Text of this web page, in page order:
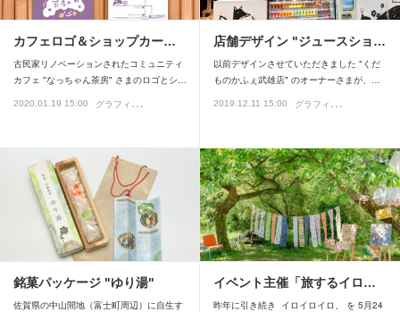
カフェロゴ＆ショップカー…
古民家リノベーションされたコミュニティ
カフェ "なっちゃん茶房" さまのロゴとシ…
2020.01.19 15:00 グ
ラフィックデザイン ロゴデザイン
店舗デザイン "ジュースショ…
以前デザインさせていただきました "くだ
ものかふぇ武雄店" のオーナーさまが、…
2019.12.11 15:00 グ
ラフィックデザイン
銘菓パッケージ "ゆり湯"
佐賀県の中山間地（富士町周辺）に自生す
イベント主催「旅するイロ…
昨年に引き続き イロイロイロ、 を 5月24